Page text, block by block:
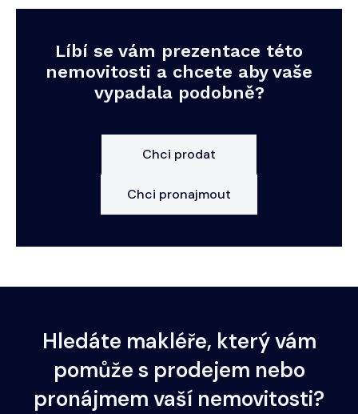
Líbí se vám prezentace této
nemovitosti a chcete aby vaše
vypadala podobně?
Chci prodat
Chci pronajmout
Hledáte makléře, který vám
pomůže s prodejem nebo
pronájmem vaší nemovitosti?